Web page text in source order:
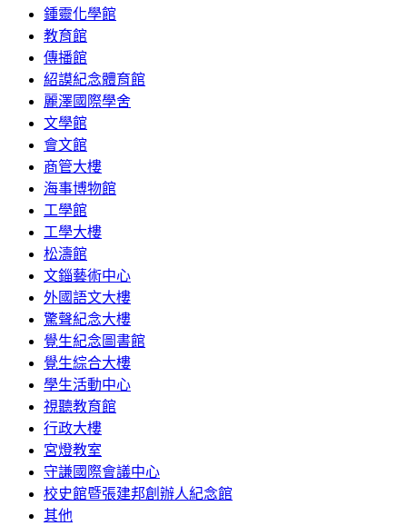
鍾靈化學館
教育館
傳播館
紹謨紀念體育館
麗澤國際學舍
文學館
會文館
商管大樓
海事博物館
工學館
工學大樓
松濤館
文錙藝術中心
外國語文大樓
驚聲紀念大樓
覺生紀念圖書館
覺生綜合大樓
學生活動中心
視聽教育館
行政大樓
宮燈教室
守謙國際會議中心
校史館暨張建邦創辦人紀念館
其他